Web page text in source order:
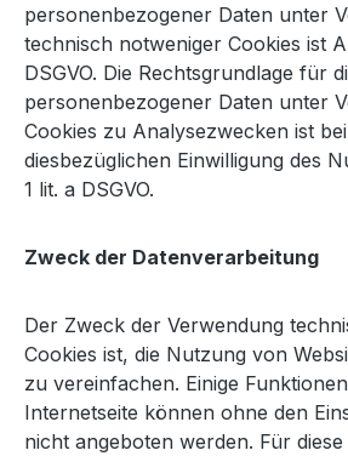
personenbezogener Daten unter
technisch notweniger Cookies ist
DSGVO. Die Rechtsgrundlage für
personenbezogener Daten unter
Cookies zu Analysezwecken ist
diesbezüglichen Einwilligung des
1 lit. a DSGVO.
Zweck der Datenverarbeitung
Der Zweck der Verwendung
Cookies ist, die Nutzung von
zu vereinfachen. Einige
Internetseite können ohne den
nicht angeboten werden. Für